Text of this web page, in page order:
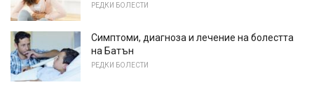
РЕДКИ БОЛЕСТИ
Симптоми, диагноза и лечение на болестта
на Батън
РЕДКИ БОЛЕСТИ